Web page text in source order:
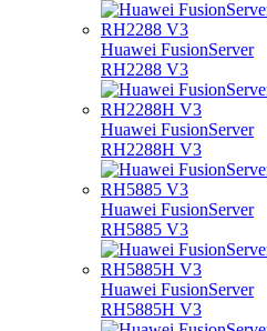
Huawei FusionServer
RH2288 V3
Huawei FusionServer
RH2288H V3
Huawei FusionServer
RH5885 V3
Huawei FusionServer
RH5885H V3